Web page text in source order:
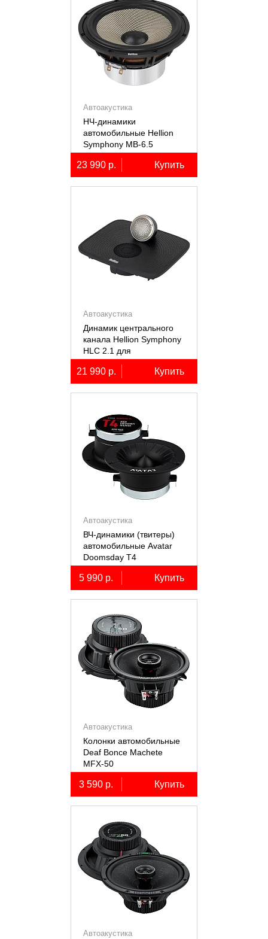
Автоакустика
НЧ-динамики
автомобильные Hellion
Symphony MB-6.5
23 990 р. Купить
Автоакустика
Динамик центрального
канала Hellion Symphony
HLC 2.1 для
автомобилей Lixiang Li-
7/8/9
21 990 р. Купить
Автоакустика
ВЧ-динамики (твитеры)
автомобильные Avatar
Doomsday Т4
5 990 р. Купить
Автоакустика
Колонки автомобильные
Deaf Bonce Machete
MFX-50
3 590 р. Купить
Автоакустика